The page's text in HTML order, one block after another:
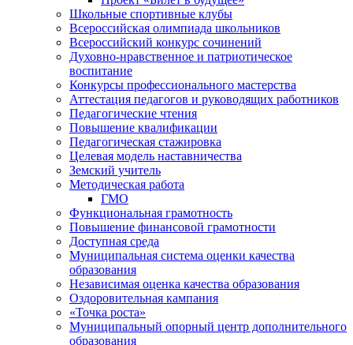
Школьные спортивные клубы
Всероссийская олимпиада школьников
Всероссийский конкурс сочинений
Духовно-нравственное и патриотическое
воспитание
Конкурсы профессионального мастерства
Аттестация педагогов и руководящих работников
Педагогические чтения
Повышение квалификации
Педагогическая стажировка
Целевая модель наставничества
Земский учитель
Методическая работа
ГМО
Функциональная грамотность
Повышение финансовой грамотности
Доступная среда
Муниципальная система оценки качества
образования
Независимая оценка качества образования
Оздоровительная кампания
«Точка роста»
Муниципальный опорный центр дополнительного
образования